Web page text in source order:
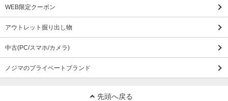
WEB限定クーポン
アウトレット掘り出し物
中古(PC/スマホ/カメラ)
ノジマのプライベートブランド
先頭へ戻る